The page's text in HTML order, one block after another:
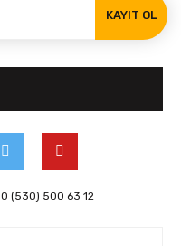
KAYIT OL
0 (530) 500 63 12